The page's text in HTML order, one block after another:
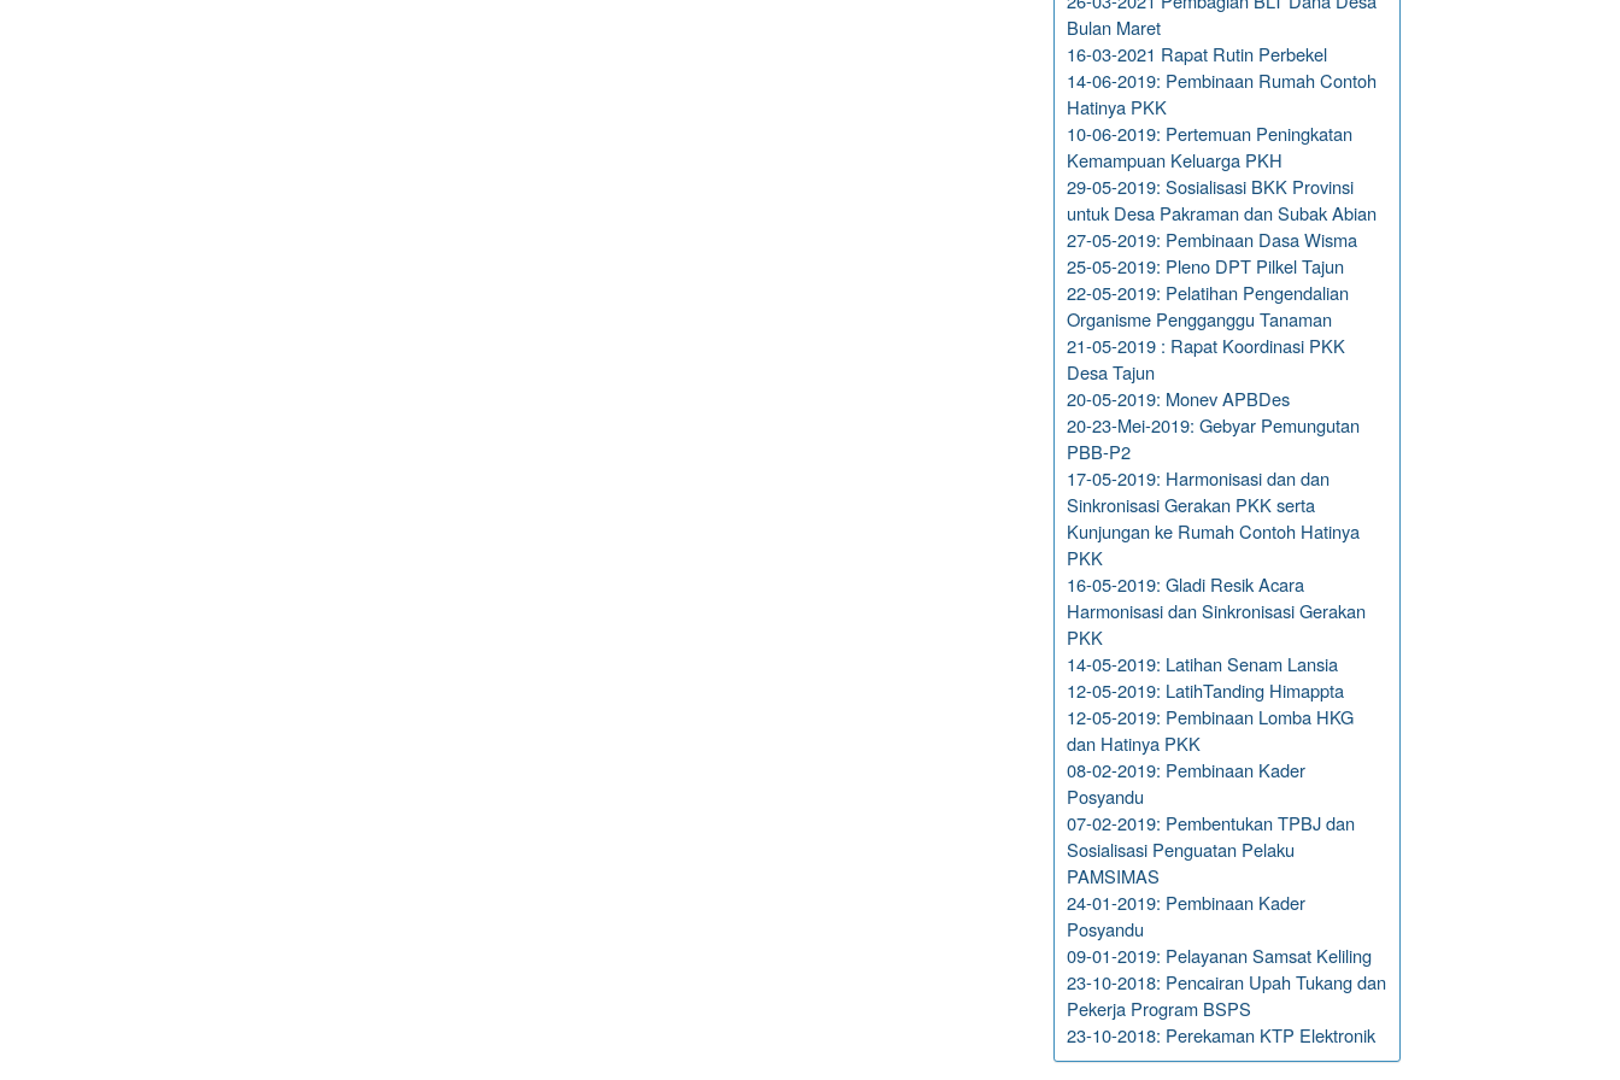
Bulan Maret
16-03-2021 Rapat Rutin Perbekel
14-06-2019: Pembinaan Rumah Contoh
Hatinya PKK
10-06-2019: Pertemuan Peningkatan
Kemampuan Keluarga PKH
29-05-2019: Sosialisasi BKK Provinsi
untuk Desa Pakraman dan Subak Abian
27-05-2019: Pembinaan Dasa Wisma
25-05-2019: Pleno DPT Pilkel Tajun
22-05-2019: Pelatihan Pengendalian
Organisme Pengganggu Tanaman
21-05-2019 : Rapat Koordinasi PKK
Desa Tajun
20-05-2019: Monev APBDes
20-23-Mei-2019: Gebyar Pemungutan
PBB-P2
17-05-2019: Harmonisasi dan dan
Sinkronisasi Gerakan PKK serta
Kunjungan ke Rumah Contoh Hatinya
PKK
16-05-2019: Gladi Resik Acara
Harmonisasi dan Sinkronisasi Gerakan
PKK
14-05-2019: Latihan Senam Lansia
12-05-2019: LatihTanding Himappta
12-05-2019: Pembinaan Lomba HKG
dan Hatinya PKK
08-02-2019: Pembinaan Kader
Posyandu
07-02-2019: Pembentukan TPBJ dan
Sosialisasi Penguatan Pelaku
PAMSIMAS
24-01-2019: Pembinaan Kader
Posyandu
09-01-2019: Pelayanan Samsat Keliling
23-10-2018: Pencairan Upah Tukang dan
Pekerja Program BSPS
23-10-2018: Perekaman KTP Elektronik